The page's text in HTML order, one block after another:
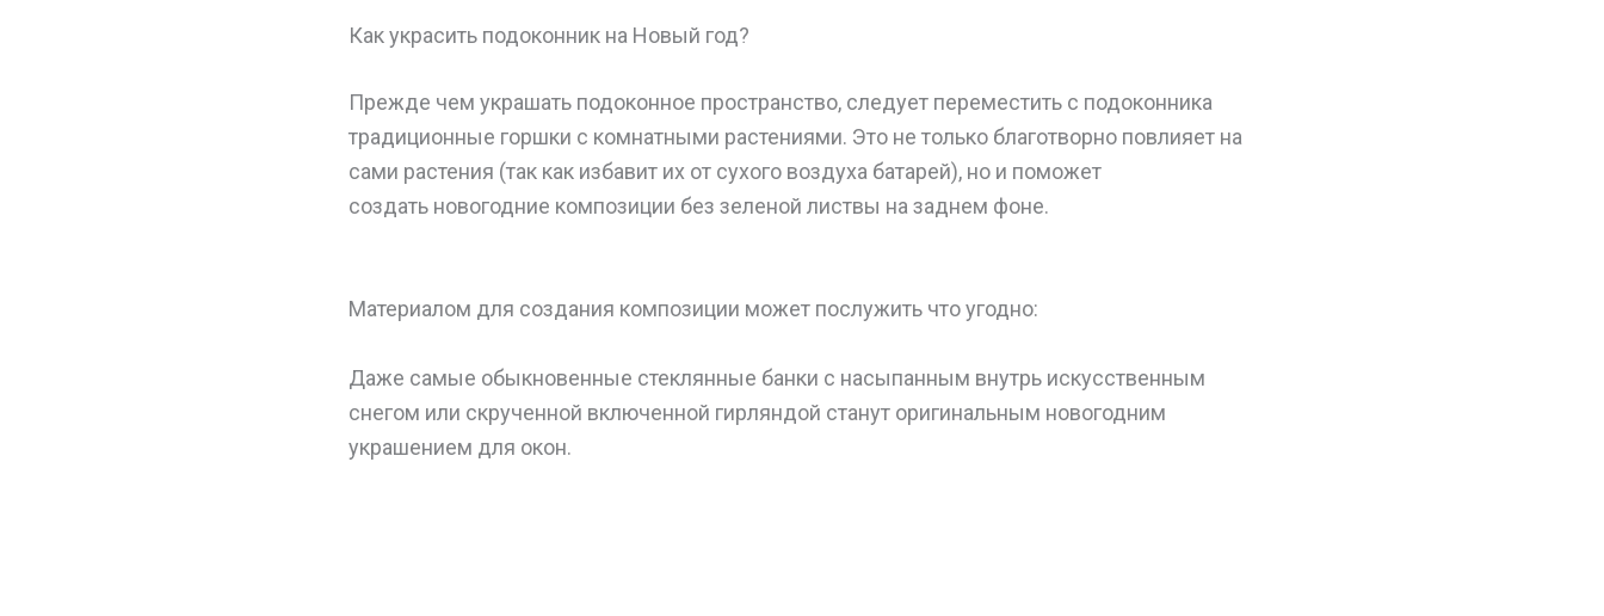
Как украсить подоконник на Новый год?
Прежде чем украшать подоконное пространство, следует переместить с подоконника
традиционные горшки с комнатными растениями. Это не только благотворно повлияет на
сами растения (так как избавит их от сухого воздуха батарей), но и поможет
создать новогодние композиции без зеленой листвы на заднем фоне.
Материалом для создания композиции может послужить что угодно:
Даже самые обыкновенные стеклянные банки с насыпанным внутрь искусственным
снегом или скрученной включенной гирляндой станут оригинальным новогодним
украшением для окон.